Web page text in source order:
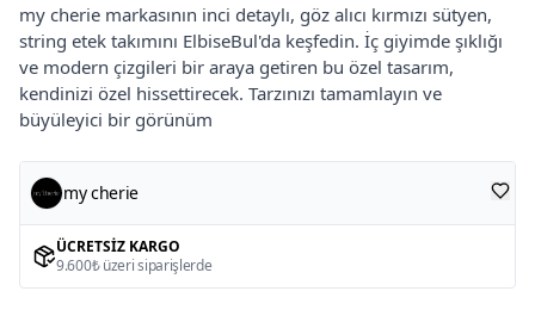
my cherie markasının inci detaylı, göz alıcı kırmızı sütyen,
string etek takımını ElbiseBul'da keşfedin. İç giyimde şıklığı
ve modern çizgileri bir araya getiren bu özel tasarım,
kendinizi özel hissettirecek. Tarzınızı tamamlayın ve
büyüleyici bir görünüm
my cherie
ÜCRETSIZ KARGO
9.600₺ üzeri siparişlerde